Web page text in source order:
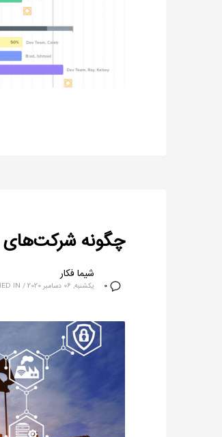
چگونه شرکت‌های
0
شیما فکار
یکشنبه, 06 دسامبر 2020 /
IN